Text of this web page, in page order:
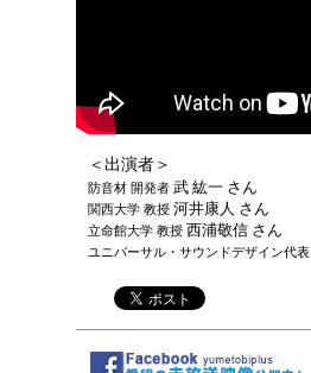
＜出演者＞
防音材 開発者 武 紘一 さん
関西大学 教授 河井康人 さん
立命館大学 教授 西浦敬信 さん
ユニバーサル・サウンドデザイン代表